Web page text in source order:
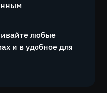
любые
и в удобное для